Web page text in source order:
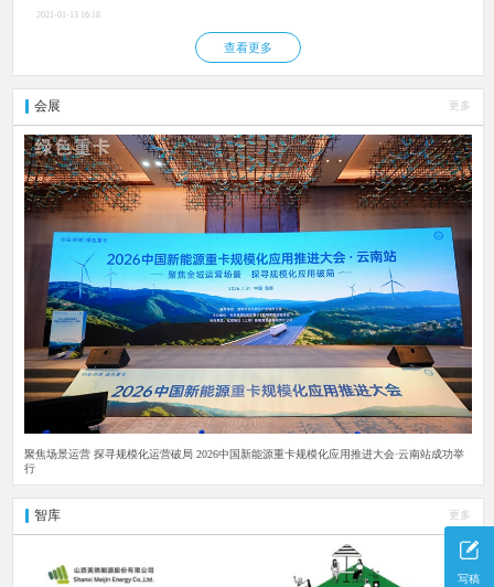
写稿
2021-01-13 16:18
查看更多
会展 更多
聚焦场景运营 探寻规模化运营破局 2026中国新能源重卡规模化应用推进大会·云南站成功举
行
智库 更多